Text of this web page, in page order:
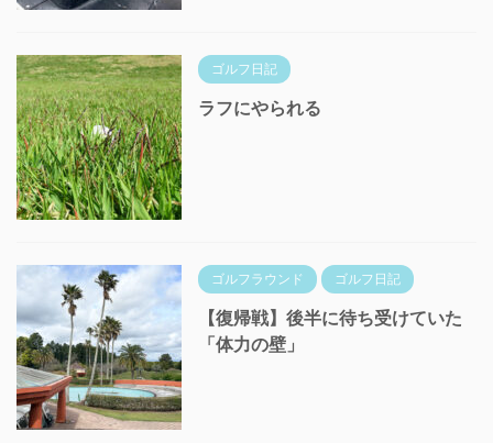
ゴルフ日記
ラフにやられる
ゴルフラウンド ゴルフ日記
【復帰戦】後半に待ち受けていた
「体力の壁」